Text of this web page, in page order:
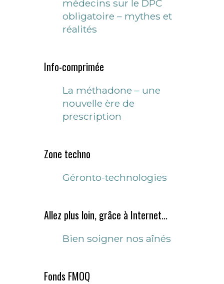
médecins sur le DPC
obligatoire – mythes et
réalités
Info-comprimée
La méthadone – une
nouvelle ère de
prescription
Zone techno
Géronto-technologies
Allez plus loin, grâce à Internet...
Bien soigner nos aînés
Fonds FMOQ